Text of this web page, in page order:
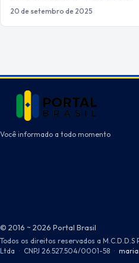
20 de setembro de 2025
Você informado a todo momento
© 2016 ~ 2026 Portal Brasil
Todos os direitos reservados a
Ltda · CNPJ 26.527.504/0001-58 ·